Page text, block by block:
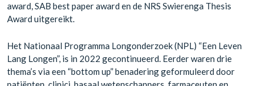
award, SAB best paper award en de NRS Swierenga Thesis
Award uitgereikt.
Het Nationaal Programma Longonderzoek (NPL) “Een Leven
Lang Longen”, is in 2022 gecontinueerd. Eerder waren drie
thema’s via een “bottom up” benadering geformuleerd door